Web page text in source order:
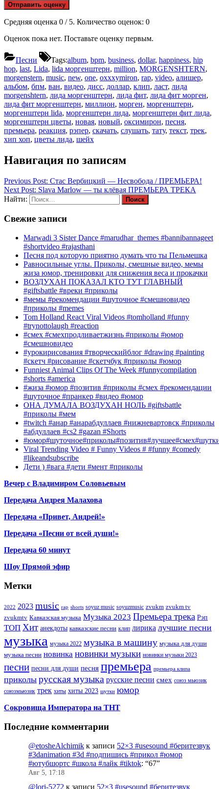
Отправить оценку
Средняя оценка 0 / 5. Количество оценок: 0
Оценок пока нет. Поставьте оценку первым.
Песни Tags:album, bpm, business, dollar, happiness, hip
hop, last, Lida, lida моргенштерн, million, MORGENSHTERN,
morgenstern, music, new, one, oxxxymiron, rap, video, алишер,
альбом, бпм, ван, видео, дисс, доллар, клип, ласт, лида
morgenshtern, лида моргенштерн, лида фит, лида фит морген,
лида фит моргенштерн, миллион, морген, моргенштерн,
моргенштерн lida, моргенштерн лида, моргенштерн фит лида,
моргенштерн цветы, новая, новый, оксимирон, песня,
премьера, реакция, рэпер, скачать, слушать, тату, текст, трек,
хип хоп, цветы лида, шейх
Навигация по записям
Previous Post: Стас Вербицкий — Несвобода / ПРЕМЬЕРА!
Next Post: Slava Marlow — ты клёвая ПРЕМЬЕРА ТРЕКА
Найти:
Свежие записи
Marwadi 3 Sister Dance #marudhar_themes #bannibannageet
#shortvideo #rajasthani
Песня под которую приятно думать что ты Пельмешка
Равносильные углы. Приколы, смешные видео, мемы
жиза юмор, тренировки для снижения веса и прокачки
ВОЗДУХАН ПОКАЗАЛ КТО ТУТ ГЛАВНЫЙ
#giftsbattle #вреки #приколы
#мемы #рекомендации #шуточное #смешновидео
#приколы #memes
Tom Holland React Viral Videos #tomholland #funny
#trynottolaugh #reaction
#смех #смехпродливаетжизнь #приколы #юмор
#смешновидео
#урокирисования #творческийблог #drawing #painting
#скетч #рисование #скетчбук #приколы #юмор
Funniest Animal Clips Of The Week #funnycompilation
#shorts #america
#жиза #юмор #позитив #приколы #смех #рекомендации
#шуточное #пранкер #видео #юмор
ОНА ДУМАЛА ВОЗДУХАН НОЛЬ #giftsbattle
#приколы #мем
#twitch #анар #анарабдуллаев #нижневартовск #приколы
#абдуллаев #cs2 #gazan #Shorts
Viral Trending Video # Funny Videos # #funny #comedy
#likeandsubscribe
Дети ) #вага #дети #мент #приколы
Вечер с Владимиром Соловьевым
Передача Андрея Малахова
Передача «Привет, Андрей!»
Передача «Песни от всей души!»
Передача 60 минут
Шоу Прямой эфир
Метки
2022 2023 music rap shorts soyuz music soyuzmusic zvukm zvukm tv
zvukmtv Кавказская музыка Музыка 2023 Премьера трека Рэп
ТОП Хит анекдоты кавказские песни клип лирика лучшие песни
музыка музыка 2022 музыка в машину музыка для души
музыка песни новинка новинки музыки новинки музыки 2023
песни песни для души песня премьера премьера клипа
приколы русская музыка русские песни смех союз мьюзик
союзмьюзик трек хиты хиты 2023 шутки юмор
Сокровища Императора на ТНТ
Последние комментарии
@etosheAlchimik к записи 52×3 #usesound #беритезвук
#3danimation #3d #подпишись #прикол #юмор
#ютубшортс #школа #лайк #tiktok: “67”
Авг 5, 17:18
@lori-5272 к записи 52×3 #usesound #беритезвук